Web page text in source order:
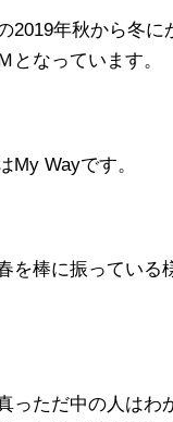
2019年秋から冬に
となっています。
My Wayです。
を棒に振っている
っただ中の人はわ